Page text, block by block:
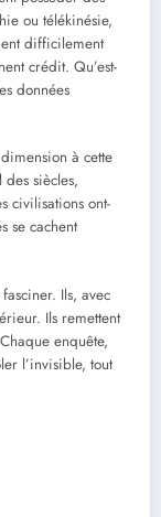
ou télékinésie,
difficilement
crédit. Qu’est-
données
à cette
siècles,
civilisations ont-
se cachent
Ils, avec
Ils remettent
enquête,
l’invisible, tout